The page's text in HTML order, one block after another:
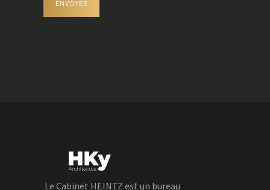
Le Cabinet HEINTZ est un bureau